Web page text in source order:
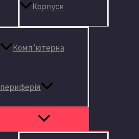
Корпуси
Комп’ютерна
периферія